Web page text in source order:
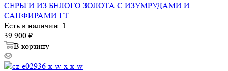
СЕРЬГИ ИЗ БЕЛОГО ЗОЛОТА С ИЗУМРУДАМИ И
САПФИРАМИ ГТ
Есть в наличии: 1
39 900 ₽
В корзину